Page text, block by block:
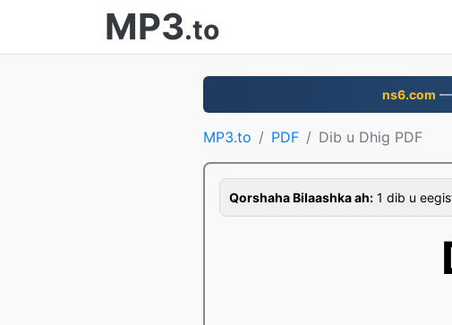
MP3.to
ns6.com —
MP3.to PDF Dib u Dhig PDF
Qorshaha Bilaashka ah: 1 dib u